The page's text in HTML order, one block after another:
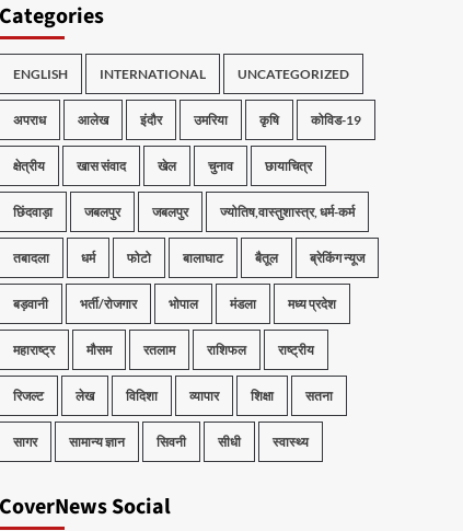
Categories
ENGLISH INTERNATIONAL UNCATEGORIZED
अपराध आलेख इंदौर उमरिया कृषि कोविड-19
क्षेत्रीय खास संवाद खेल चुनाव छायाचित्र
छिंदवाड़ा जबलपुर जबलपुर ज्योतिष,वास्तुशास्त्र, धर्म-कर्म
तबादला धर्म फोटो बालाघाट बैतूल ब्रेकिंग न्यूज
बड़वानी भर्ती/रोजगार भोपाल मंडला मध्य प्रदेश
महाराष्ट्र मौसम रतलाम राशिफल राष्ट्रीय
रिजल्ट लेख विदिशा व्यापार शिक्षा सतना
सागर सामान्य ज्ञान सिवनी सीधी स्वास्थ्य
CoverNews Social